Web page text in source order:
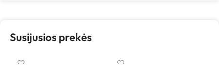
Susijusios prekės